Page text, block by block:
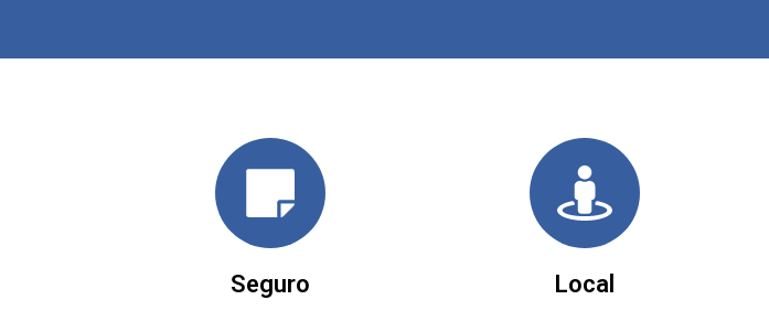
Seguro Local